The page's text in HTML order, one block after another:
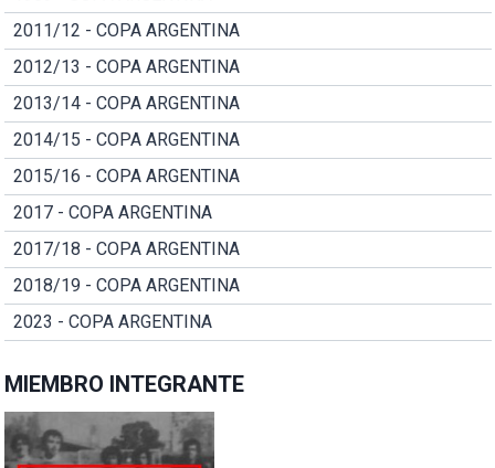
2011/12 - COPA ARGENTINA
2012/13 - COPA ARGENTINA
2013/14 - COPA ARGENTINA
2014/15 - COPA ARGENTINA
2015/16 - COPA ARGENTINA
2017 - COPA ARGENTINA
2017/18 - COPA ARGENTINA
2018/19 - COPA ARGENTINA
2023 - COPA ARGENTINA
MIEMBRO INTEGRANTE